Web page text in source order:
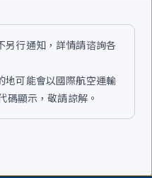
另行通知，詳情請谘詢各
地可能會以國際航空運輸
碼顯示，敬請諒解。